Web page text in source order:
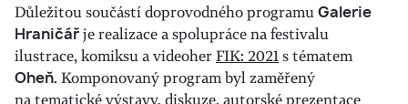
Důležitou součástí doprovodného programuGalerie
Hraničářje realizace a spolupráce na festivalu
ilustrace, komiksu a videoherFIK: 2021s tématem
Oheň. Komponovaný program byl zaměřený
na tematické výstavy, diskuze, autorské prezentace